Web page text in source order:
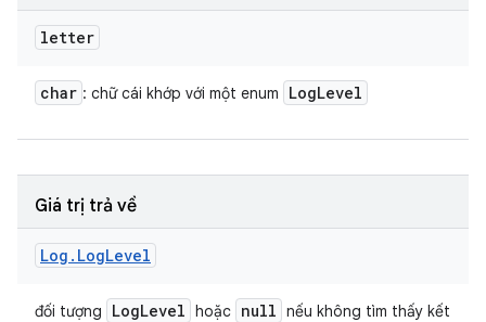
letter
char : chữ cái khớp với một enum LogLevel
Giá trị trả về
Log . LogLevel
đối tượng LogLevel hoặc null nếu không tìm thấy kết